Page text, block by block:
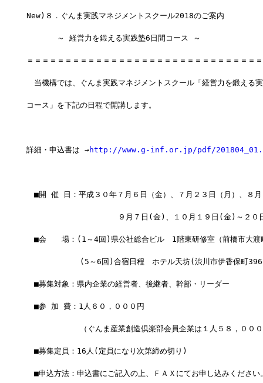
New)８．ぐんま実践マネジメントスクール2018のご案内
～ 経営力を鍛える実践塾6日間コース ～
＝＝＝＝＝＝＝＝＝＝＝＝＝＝＝＝＝＝＝＝＝＝＝＝＝＝＝＝＝＝
当機構では、ぐんま実践マネジメントスクール「経営力を鍛える
コース」を下記の日程で開講します。
詳細・申込書は →http://www.g-inf.or.jp/pdf/
■開 催 日：平成３０年７月６日（金）、７月２３日（月）、８
９月７日(金)、１０月１９日(金)～２０日(
■会　　場：(1～4回)県公社総合ビル　1階東研修室（前橋市大渡
(5～6回)合宿日程　ホテル天坊(渋川市伊香保町
■募集対象：県内企業の経営者、後継者、幹部・リーダー
■参 加 費：1人６０，０００円
（ぐんま産業創造倶楽部会員企業は１人５８，０００
■募集定員：16人(定員になり次第締め切り)
■申込方法：申込書にご記入の上、ＦＡＸにてお申し込みください